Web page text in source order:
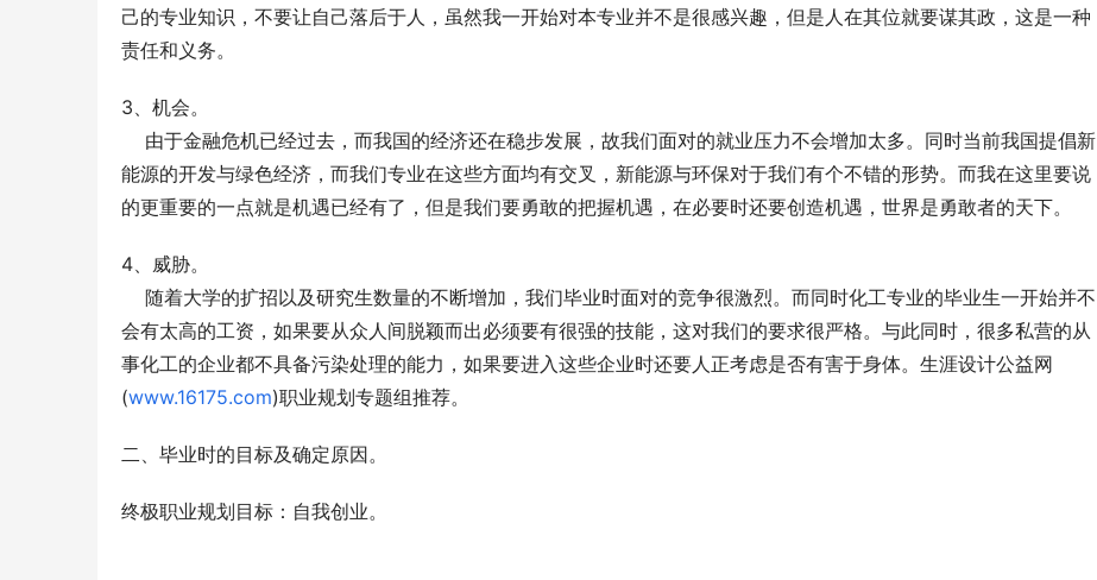
己的专业知识，不要让自己落后于人，虽然我一开始对本专业并不是很感兴趣，但是人在其位就要谋其政，这是一种
责任和义务。
3、机会。
由于金融危机已经过去，而我国的经济还在稳步发展，故我们面对的就业压力不会增加太多。同时当前我国提倡新
能源的开发与绿色经济，而我们专业在这些方面均有交叉，新能源与环保对于我们有个不错的形势。而我在这里要说
的更重要的一点就是机遇已经有了，但是我们要勇敢的把握机遇，在必要时还要创造机遇，世界是勇敢者的天下。
4、威胁。
随着大学的扩招以及研究生数量的不断增加，我们毕业时面对的竞争很激烈。而同时化工专业的毕业生一开始并不
会有太高的工资，如果要从众人间脱颖而出必须要有很强的技能，这对我们的要求很严格。与此同时，很多私营的从
事化工的企业都不具备污染处理的能力，如果要进入这些企业时还要人正考虑是否有害于身体。生涯设计公益网
(www.16175.com)职业规划专题组推荐。
二、毕业时的目标及确定原因。
终极职业规划目标：自我创业。